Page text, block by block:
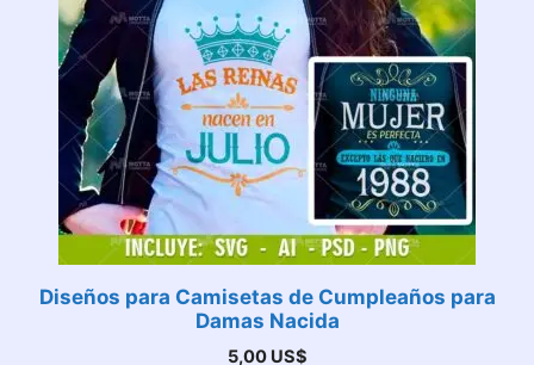
Diseños para Camisetas de Cumpleaños para
Damas Nacida
5,00 US$